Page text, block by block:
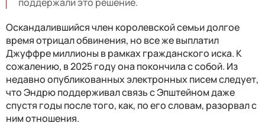
Оскандалившийся член королевской семьи долгое
время отрицал обвинения, но все же выплатил
Джуффре миллионы в рамках гражданского иска. К
сожалению, в 2025 году она покончила с собой. Из
недавно опубликованных электронных писем следует,
что Эндрю поддерживал связь с Эпштейном даже
спустя годы после того, как, по его словам, разорвал с
ним отношения.